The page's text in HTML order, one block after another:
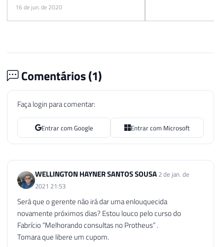
16 de jun. de 2020
Comentários (1)
Faça login para comentar:
Entrar com Google Entrar com Microsoft
WELLINGTON HAYNER SANTOS SOUSA 2 de jan. de
2021 21:53
Será que o gerente não irá dar uma enlouquecida
novamente próximos dias? Estou louco pelo curso do
Fabrício “Melhorando consultas no Protheus” .
Tomara que libere um cupom.